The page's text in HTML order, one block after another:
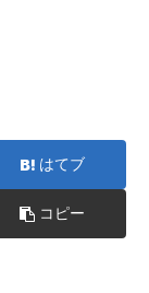
はてブ
コピー